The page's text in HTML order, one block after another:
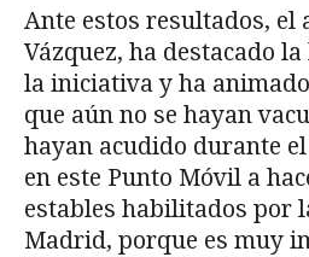
Ante estos resultados, el
Vázquez, ha destacado
la iniciativa y ha
que aún no se hayan
hayan acudido durante
en este Punto Móvil a
estables habilitados por
Madrid, porque es muy